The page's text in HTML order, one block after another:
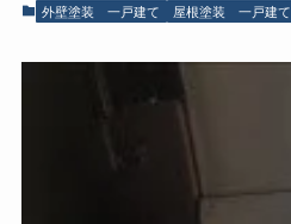
外壁塗装 一戸建て 屋根塗装 一戸建て